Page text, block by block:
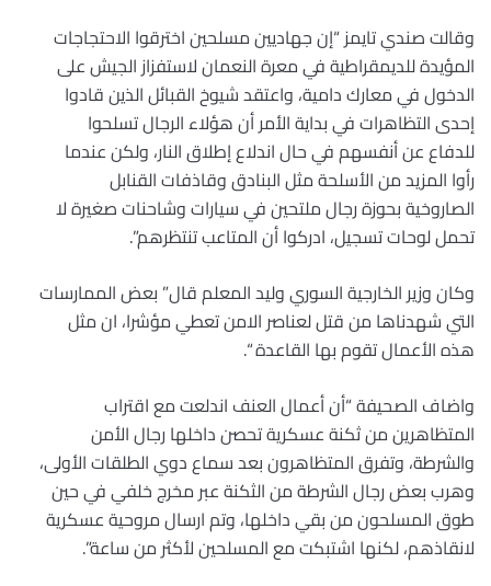
وقالت صندي تايمز “إن جهاديين مسلحين اخترقوا الاحتجاجات
المؤيدة للديمقراطية في معرة النعمان لاستفزاز الجيش على
الدخول في معارك دامية، واعتقد شيوخ القبائل الذين قادوا
إحدى التظاهرات في بداية الأمر أن هؤلاء الرجال تسلحوا
للدفاع عن أنفسهم في حال اندلاع إطلاق النار، ولكن عندما
رأوا المزيد من الأسلحة مثل البنادق وقاذفات القنابل
الصاروخية بحوزة رجال ملتحين في سيارات وشاحنات صغيرة لا
تحمل لوحات تسجيل، ادركوا أن المتاعب تنتظرهم”.
وكان وزير الخارجية السوري وليد المعلم قال” بعض الممارسات
التي شهدناها من قتل لعناصر الامن تعطي مؤشرا، ان مثل
هذه الأعمال تقوم بها القاعدة “.
واضاف الصحيفة “أن أعمال العنف اندلعت مع اقتراب
المتظاهرين من ثكنة عسكرية تحصن داخلها رجال الأمن
والشرطة، وتفرق المتظاهرون بعد سماع دوي الطلقات الأولى،
وهرب بعض رجال الشرطة من الثكنة عبر مخرج خلفي في حين
طوق المسلحون من بقي داخلها، وتم ارسال مروحية عسكرية
لانقاذهم، لكنها اشتبكت مع المسلحين لأكثر من ساعة”.